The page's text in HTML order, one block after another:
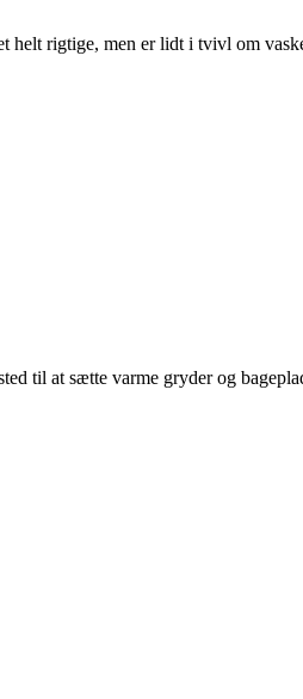
rigtige, men er lidt i tvivl om
til at sætte varme gryder og